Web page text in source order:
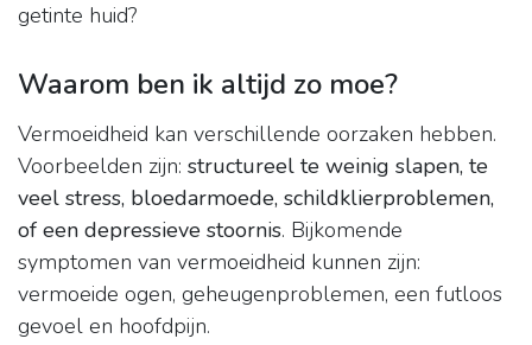
getinte huid?
Waarom ben ik altijd zo moe?
Vermoeidheid kan verschillende oorzaken hebben.
Voorbeelden zijn: structureel te weinig slapen, te
veel stress, bloedarmoede, schildklierproblemen,
of een depressieve stoornis. Bijkomende
symptomen van vermoeidheid kunnen zijn:
vermoeide ogen, geheugenproblemen, een futloos
gevoel en hoofdpijn.